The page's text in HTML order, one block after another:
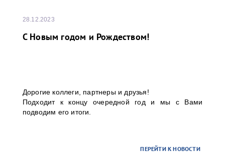
28.12.2023
С Новым годом и Рождеством!
Дорогие коллеги, партнеры и друзья!
Подходит к концу очередной год и мы с Вами
подводим его итоги.
ПЕРЕЙТИ К НОВОСТИ